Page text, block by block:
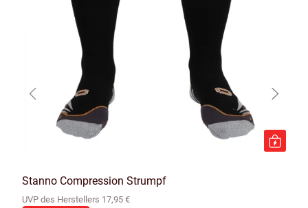
Stanno Compression Strumpf
UVP des Herstellers 17,95 €